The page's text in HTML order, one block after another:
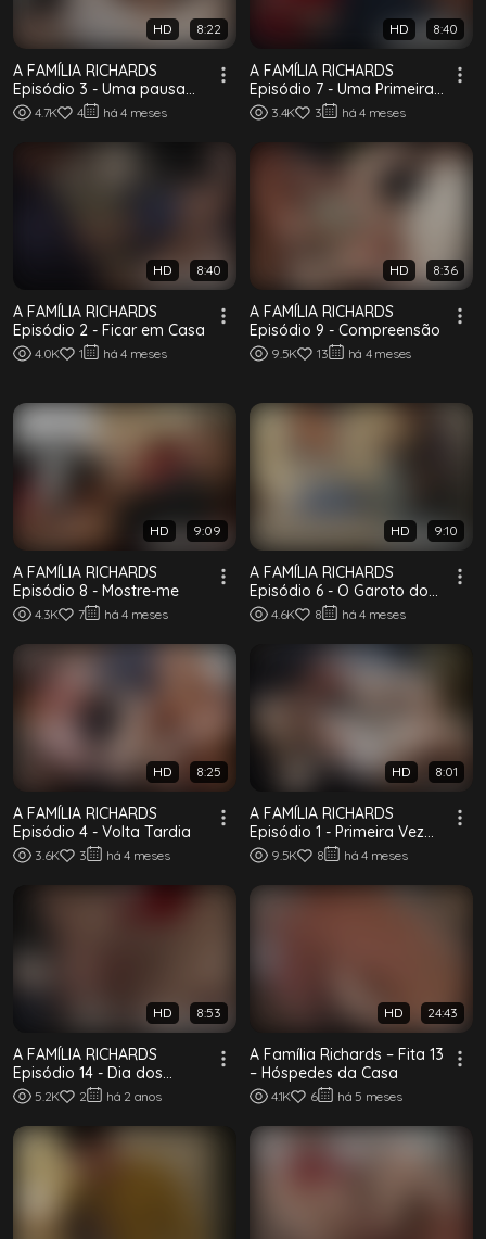
HD 8:22
A FAMÍLIA RICHARDS
Episódio 3 - Uma pausa
merecida
4.7K 4 há 4 meses
HD 8:40
A FAMÍLIA RICHARDS
Episódio 7 - Uma Primeira
Vez Para Tudo
3.4K 3 há 4 meses
HD 8:40
A FAMÍLIA RICHARDS
Episódio 2 - Ficar em Casa
4.0K 1 há 4 meses
HD 8:36
A FAMÍLIA RICHARDS
Episódio 9 - Compreensão
9.5K 13 há 4 meses
HD 9:09
A FAMÍLIA RICHARDS
Episódio 8 - Mostre-me
4.3K 7 há 4 meses
HD 9:10
A FAMÍLIA RICHARDS
Episódio 6 - O Garoto do
Papai
4.6K 8 há 4 meses
HD 8:25
A FAMÍLIA RICHARDS
Episódio 4 - Volta Tardia
3.6K 3 há 4 meses
HD 8:01
A FAMÍLIA RICHARDS
Episódio 1 - Primeira Vez
Especial
9.5K 8 há 4 meses
HD 8:53
A FAMÍLIA RICHARDS
Episódio 14 - Dia dos
Namorados
5.2K 2 há 2 anos
HD 24:43
A Família Richards – Fita 13
– Hóspedes da Casa
4.1K 6 há 5 meses